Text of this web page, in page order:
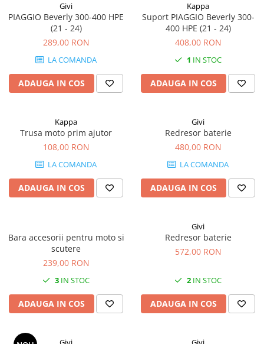
Givi
PIAGGIO Beverly 300-400 HPE
(21 - 24)
289,00 RON
LA COMANDA
ADAUGA IN COS
Kappa
Suport PIAGGIO Beverly 300-
400 HPE (21 - 24)
408,00 RON
1 IN STOC
ADAUGA IN COS
Kappa
Trusa moto prim ajutor
108,00 RON
LA COMANDA
ADAUGA IN COS
Givi
Redresor baterie
480,00 RON
LA COMANDA
ADAUGA IN COS
Bara accesorii pentru moto si
scutere
239,00 RON
3 IN STOC
ADAUGA IN COS
Givi
Redresor baterie
572,00 RON
2 IN STOC
ADAUGA IN COS